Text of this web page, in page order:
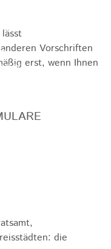
Heubach e.V.
Vorschriften
erst, wenn Ihnen
die